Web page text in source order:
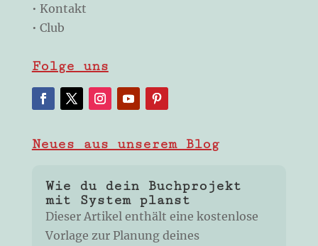
• Kontakt
• Club
Folge uns
Neues aus unserem Blog
Wie du dein Buchprojekt
mit System planst
Dieser Artikel enthält eine kostenlose
Vorlage zur Planung deines